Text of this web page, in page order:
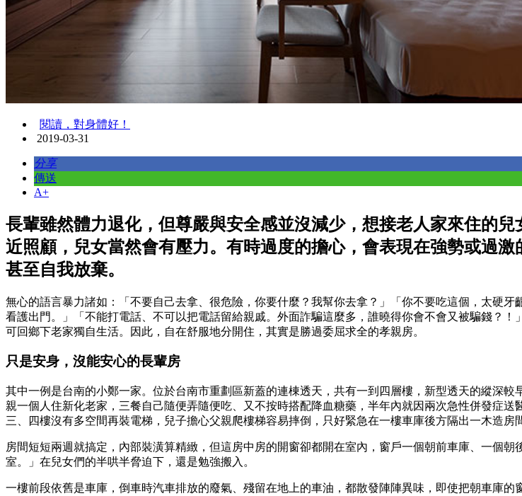
閱讀，對身體好！
2019-03-31
分享
傳送
A+
長輩雖然體力退化，但尊嚴與安全感並沒減少，想接老人家來住的
近照顧，兒女當然會有壓力。有時過度的擔心，會表現在強勢或過
甚至自我放棄。
無心的語言暴力諸如：「不要自己去拿、很危險，你要什麼？我幫你去拿？」「你不要吃這個，太硬
看護出門。」「不能打電話、不可以把電話留給親戚。外面詐騙這麼多，誰曉得你會不會又被騙錢？
可回鄉下老家獨自生活。因此，自在舒服地分開住，其實是勝過委屈求全的孝親房。
只是安身，沒能安心的長輩房
其中一例是台南的小鄭一家。位於台南市重劃區新蓋的連棟透天，共有一到四層樓，新型透天的縱深
親一個人住新化老家，三餐自己隨便弄隨便吃、又不按時搭配降血糖藥，半年內就因兩次急性併發症
三、四樓沒有多空間再裝電梯，兒子擔心父親爬樓梯容易摔倒，只好緊急在一樓車庫後方隔出一木造房
房間短短兩週就搞定，內部裝潢算精緻，但這房中房的開窗卻都開在室內，窗戶一個朝前車庫、一個
室。」在兒女們的半哄半脅迫下，還是勉強搬入。
一樓前段依舊是車庫，倒車時汽車排放的廢氣、殘留在地上的車油，都散發陣陣異味，即使把朝車庫